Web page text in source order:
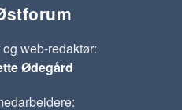
web-redaktør:
Ødegård